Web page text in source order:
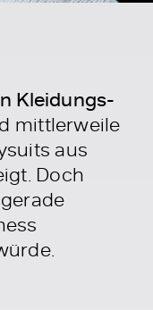
Kleidungs-
mittlerweile
aus
Doch